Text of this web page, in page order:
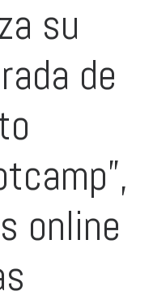
su
de
online